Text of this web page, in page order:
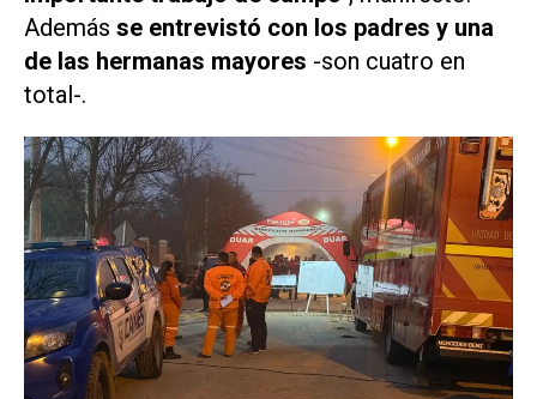
Además se entrevistó con los padres y una
de las hermanas mayores -son cuatro en
total-.